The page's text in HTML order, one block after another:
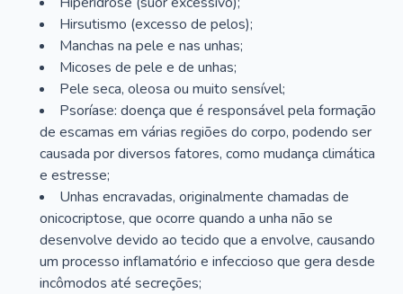
Hirsutismo (excesso de pelos);
Manchas na pele e nas unhas;
Micoses de pele e de unhas;
Pele seca, oleosa ou muito sensível;
Psoríase: doença que é responsável pela formação
de escamas em várias regiões do corpo, podendo ser
causada por diversos fatores, como mudança climática
e estresse;
Unhas encravadas, originalmente chamadas de
onicocriptose, que ocorre quando a unha não se
desenvolve devido ao tecido que a envolve, causando
um processo inflamatório e infeccioso que gera desde
incômodos até secreções;